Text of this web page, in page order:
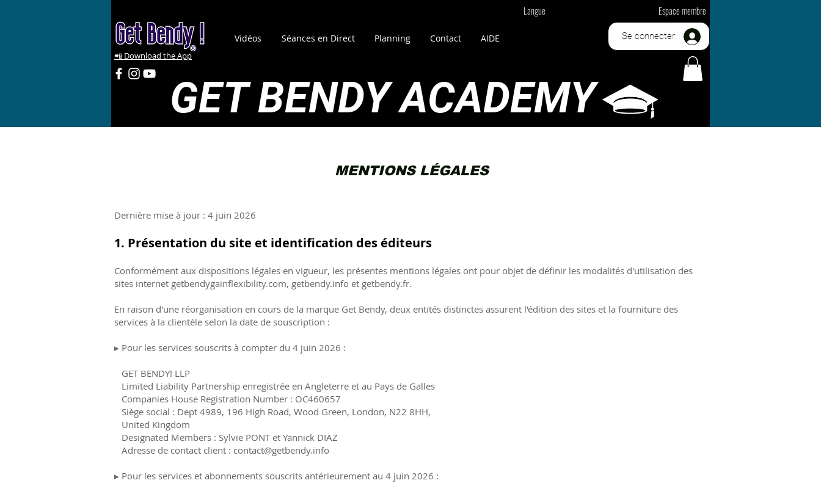
📲 Download the App
Vidéos Séances en Direct Planning Contact AIDE
Langue Espace membre
Se connecter
GET BENDY ACADEMY
MENTIONS LÉGALES
Dernière mise à jour : 4 juin 2026
1. Présentation du site et identification des éditeurs
Conformément aux dispositions légales en vigueur, les présentes mentions légales ont pour objet de définir les modalités d'utilisation des
sites internet getbendygainflexibility.com, getbendy.info et getbendy.fr.
En raison d'une réorganisation en cours de la marque Get Bendy, deux entités distinctes assurent l'édition des sites et la fourniture des
services à la clientèle selon la date de souscription :
▸ Pour les services souscrits à compter du 4 juin 2026 :
GET BENDY! LLP
Limited Liability Partnership enregistrée en Angleterre et au Pays de Galles
Companies House Registration Number : OC460657
Siège social : Dept 4989, 196 High Road, Wood Green, London, N22 8HH,
United Kingdom
Designated Members : Sylvie PONT et Yannick DIAZ
Adresse de contact client : contact@getbendy.info
▸ Pour les services et abonnements souscrits antérieurement au 4 juin 2026 :